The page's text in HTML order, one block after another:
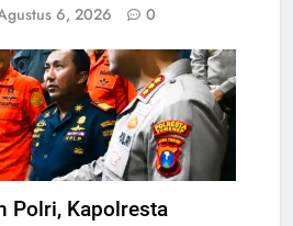
6, 2026 0
Polri, Kapolresta